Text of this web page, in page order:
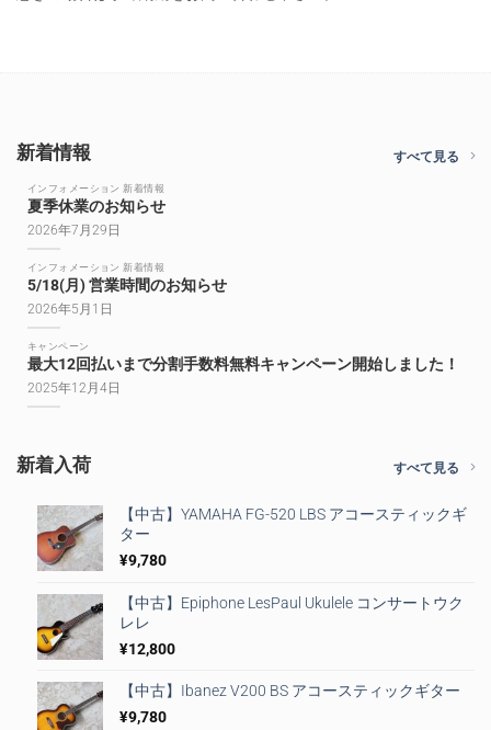
新着情報 すべて見る
インフォメーション 新着情報
夏季休業のお知らせ
2026年7月29日
インフォメーション 新着情報
5/18(月) 営業時間のお知らせ
2026年5月1日
キャンペーン
最大12回払いまで分割手数料無料キャンペーン開始しました！
2025年12月4日
新着入荷 すべて見る
【中古】YAMAHA FG-520 LBS アコースティックギ
ター
¥9,780
【中古】Epiphone LesPaul Ukulele コンサートウク
レレ
¥12,800
【中古】Ibanez V200 BS アコースティックギター
¥9,780